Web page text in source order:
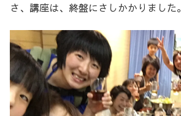
さ、講座は、終盤にさしかかりました。